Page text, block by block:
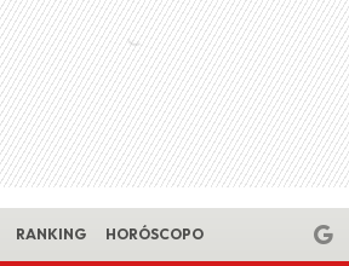
RANKING HORÓSCOPO